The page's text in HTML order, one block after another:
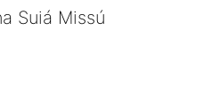
Suiá Missú